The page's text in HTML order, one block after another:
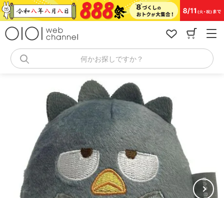
コ
ン
何かお探しですか？